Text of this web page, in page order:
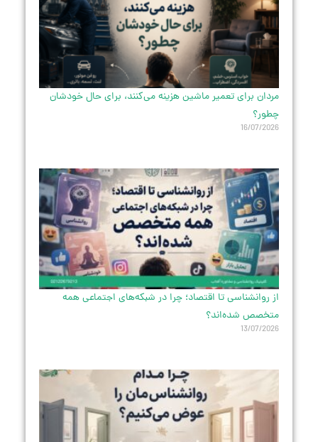
مردان برای تعمیر ماشین هزینه می‌کنند، برای حال خودشان
چطور؟
16/07/2026
از روانشناسی تا اقتصاد؛ چرا در شبکه‌های اجتماعی همه
متخصص شده‌اند؟
13/07/2026